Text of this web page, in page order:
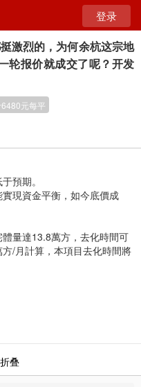
登录
激烈的，为何余杭这宗地
轮报价就成交了呢？开发
元每平
預期。
現資金平衡，如今底價成
量達13.8萬方，去化時間可
/月計算，本項目去化時間將
叠